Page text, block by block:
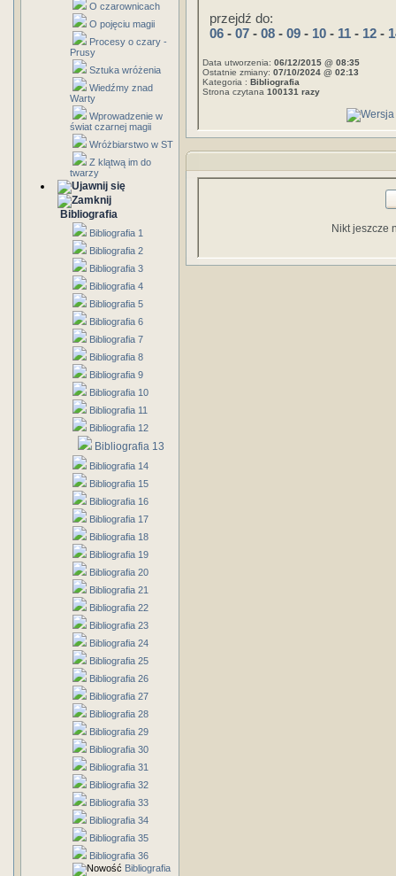
O czarownicach
O pojęciu magii
Procesy o czary -
Prusy
Sztuka wróżenia
Wiedźmy znad
Warty
Wprowadzenie w
świat czarnej magii
Wróżbiarstwo w ST
Z klątwą im do
twarzy
Bibliografia
Bibliografia 1
Bibliografia 2
Bibliografia 3
Bibliografia 4
Bibliografia 5
Bibliografia 6
Bibliografia 7
Bibliografia 8
Bibliografia 9
Bibliografia 10
Bibliografia 11
Bibliografia 12
Bibliografia 13
Bibliografia 14
Bibliografia 15
Bibliografia 16
Bibliografia 17
Bibliografia 18
Bibliografia 19
Bibliografia 20
Bibliografia 21
Bibliografia 22
Bibliografia 23
Bibliografia 24
Bibliografia 25
Bibliografia 26
Bibliografia 27
Bibliografia 28
Bibliografia 29
Bibliografia 30
Bibliografia 31
Bibliografia 32
Bibliografia 33
Bibliografia 34
Bibliografia 35
Bibliografia 36
Bibliografia
przejdź do:
06 - 07 - 08 - 09 - 10 - 11 - 12 -
Data utworzenia: 06/12/2015 @ 08:35
Ostatnie zmiany: 07/10/2024 @ 02:13
Kategoria : Bibliografia
Strona czytana 100131 razy
Nikt jeszcze